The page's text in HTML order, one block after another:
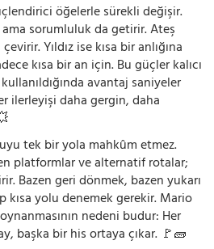
öğelerle sürekli değişir.
sorumluluk da getirir. Ateş
Yıldız ise kısa bir anlığına
kısa bir an için. Bu güçler kalıcı
avantaj saniyeler
ilerleyişi daha gergin, daha
tek bir yola mahkûm etmez.
platformlar ve alternatif rotalar;
Bazen geri dönmek, bazen yukarı
kısa yolu denemek gerekir. Mario
nedeni budur: Her
başka bir his ortaya çıkar. 🚩🧱